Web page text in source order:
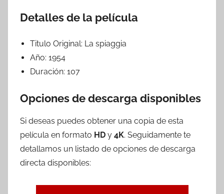
Detalles de la película
Titulo Original: La spiaggia
Año: 1954
Duración: 107
Opciones de descarga disponibles
Si deseas puedes obtener una copia de esta
película en formato HD y 4K. Seguidamente te
detallamos un listado de opciones de descarga
directa disponibles: